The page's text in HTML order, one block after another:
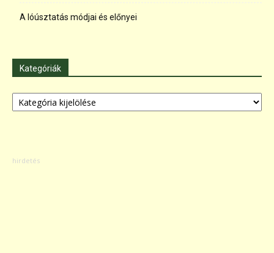
A lóúsztatás módjai és előnyei
Kategóriák
Kategóriák